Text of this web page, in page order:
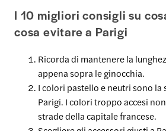
I 10 migliori consigli su
cosa evitare a Parigi
Ricorda di mantenere la
appena sopra le ginocchia.
I colori pastello e neutri sono la
Parigi. I colori troppo accesi
strade della capitale francese.